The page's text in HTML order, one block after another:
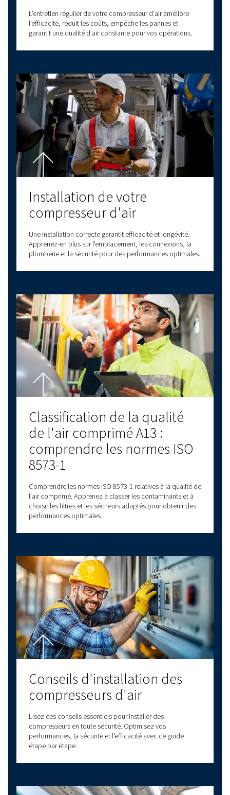
VOUS
AGENCES AGRÉÉES
Nos agences agréées FITEC et Ovity : découvrez ici
l'ensemble des partenaires Worthington
une assistance au plus proche de vous.
EN SAVOIR PLUS
Avez-vous des questions ?
Vous avez des questions sur le choix d'un
Worthington Creyssensac adapté à vos
experts, disponibles partout en France, sont
vous aider à prendre des décisions éclairées
permettront d'améliorer vos processus
et votre efficacité opérationnelle.
de l'air comprimé, Worthington Creyssensac
une gamme complète de compresseurs à vis
compresseurs à pistons, de compresseurs
de traitement d'air, comprenant notamment
sécheurs d'air. Nous proposons également
gamme d'options de service et de pièces
pour vous aider à prendre soin de votre
support personnalisé et répondre à toutes vos
questions !
Nous contacter!
Explorez d'autres sujets
DERNIERS BLOGS COMPRESSEURS À VIS